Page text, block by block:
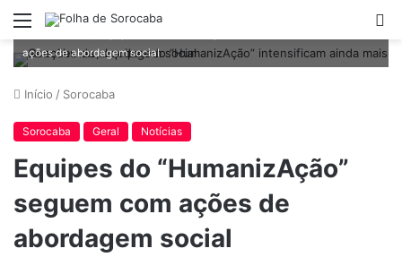
Menu
ações de abordagem social
Início / Sorocaba
Sorocaba Geral Notícias
Equipes do “HumanizAção”
seguem com ações de
abordagem social